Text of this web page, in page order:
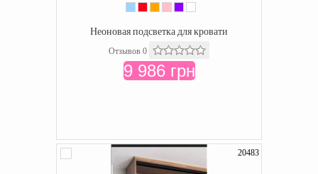
Неоновая подсветка для кровати
Отзывов 0
9 986 грн
20483